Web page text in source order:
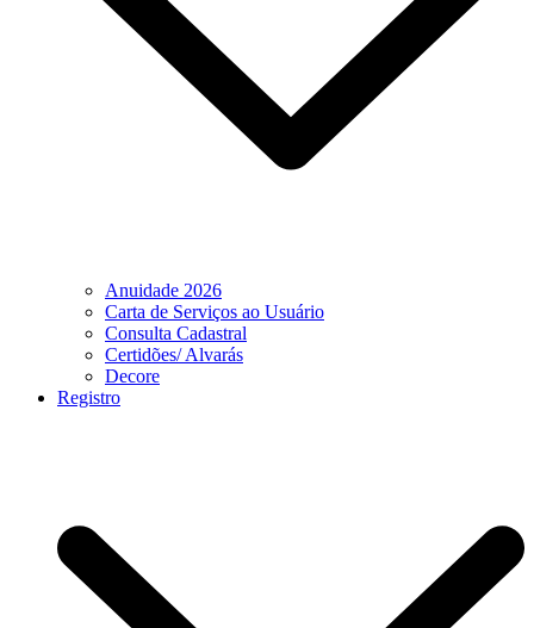
Anuidade 2026
Carta de Serviços ao Usuário
Consulta Cadastral
Certidões/ Alvarás
Decore
Registro